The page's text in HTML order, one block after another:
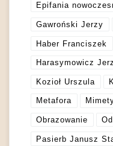
Epifania
Gawroński Jerzy
Haber Franciszek
Harasymowicz
Kozioł Urszula
Metafora
Obrazowanie
Pasierb Janusz